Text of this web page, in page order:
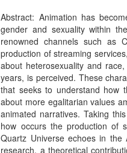
Abstract: Animation has
gender and sexuality within
renowned channels such as
production of streaming
about heterosexuality and
years, is perceived. These
that seeks to understand how
about more egalitarian values
animated narratives. Taking
how occurs the production of
Quartz Universe echoes in the
research, a theoretical